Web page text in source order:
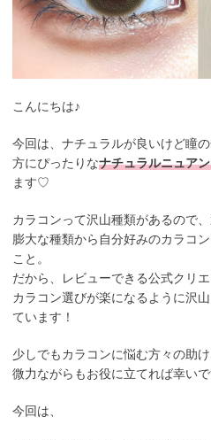
こんにちは♪
今回は、ナチュラルが良いけど瞳
方にぴったりなナチュラルニュア
ます♡
カラコンって沢山種類があるので
膨大な種類から自分好みのカラコ
こと。
だから、レビューできる公式クリ
カラコン選びが楽になるように沢
ています！
少しでもカラコンに悩む方々の助け
微力ながらもお役に立てれば幸い
今回は、